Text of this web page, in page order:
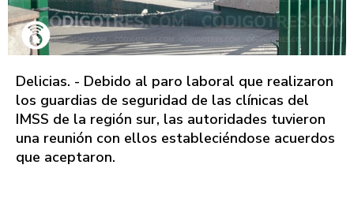
Delicias. - Debido al paro laboral que realizaron
los guardias de seguridad de las clínicas del
IMSS de la región sur, las autoridades tuvieron
una reunión con ellos estableciéndose acuerdos
que aceptaron.